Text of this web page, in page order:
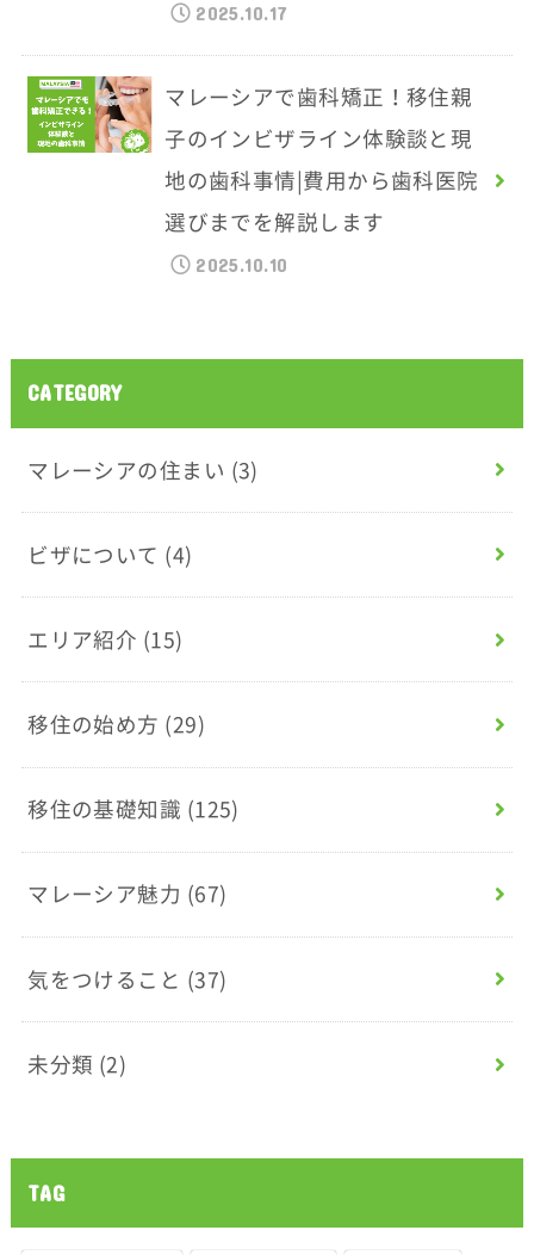
2025.10.17
マレーシアで歯科矯正！移住親
子のインビザライン体験談と現
地の歯科事情|費用から歯科医院
選びまでを解説します
2025.10.10
CATEGORY
マレーシアの住まい (3)
ビザについて (4)
エリア紹介 (15)
移住の始め方 (29)
移住の基礎知識 (125)
マレーシア魅力 (67)
気をつけること (37)
未分類 (2)
TAG